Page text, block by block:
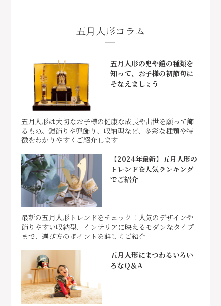
五月人形コラム
五月人形の兜や鎧の種類を
知って、お子様の初節句に
そなえましょう
五月人形は大切なお子様の健康な成長や出世を願って飾
るもの。鎧飾りや兜飾り、収納型など、多彩な種類や特
徴をわかりやすくご紹介します
【2024年最新】五月人形の
トレンドを人気ランキング
でご紹介
最新の五月人形トレンドをチェック！人気のデザインや
飾りやすい収納型、インテリアに映えるモダンなタイプ
まで、選び方のポイントを詳しくご紹介
五月人形にまつわるいろい
ろなQ＆A